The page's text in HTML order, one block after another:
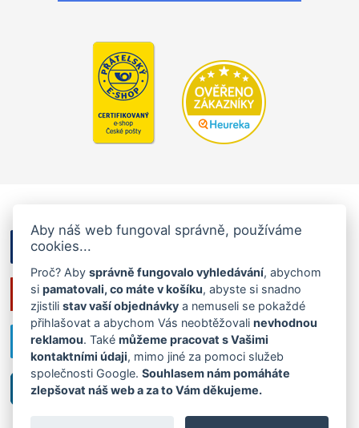
Aby náš web fungoval správně, používáme
cookies...
Proč? Abysprávně fungovalo vyhledávání, abychom
sipamatovali, co máte v košíku, abyste si snadno
zjistilistav vaší objednávky a nemuseli se pokaždé
přihlašovat a abychom Vás neobtěžovalinevhodnou
reklamou. Takémůžeme pracovat s Vašimi
kontaktními údaji, mimo jiné za pomoci služeb
společnosti Google.Souhlasem nám pomáháte
zlepšovat náš web a za to Vám děkujeme.